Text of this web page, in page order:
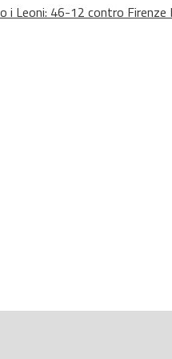
i Leoni: 46-12 contro Firenze